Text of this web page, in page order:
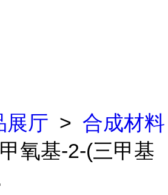
展厅 > 合成材料
氧基-2-(三甲基